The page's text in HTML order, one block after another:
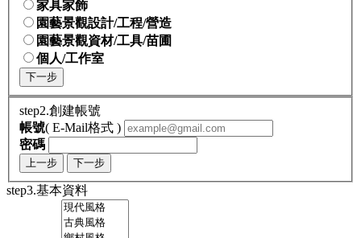
家具家飾
園藝景觀設計/工程/營造
園藝景觀資材/工具/苗圃
個人/工作室
下一步
step2.創建帳號
帳號( E-Mail格式 )
密碼
上一步 下一步
step3.基本資料